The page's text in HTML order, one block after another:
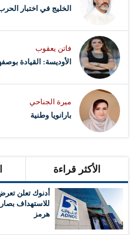
‏الخليج في اختبار
فاتن يعقوب
الأوديسة: القيادة
ميرة الجناحي
بارانويا وطنية
الأكثر قراءة
أدنوك تعلن
للاستهداف
هرمز